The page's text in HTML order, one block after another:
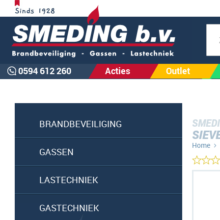
0594 612 260 Acties Outlet
BRANDBEVEILIGING
GASSEN
LASTECHNIEK
GASTECHNIEK
Home
Ga